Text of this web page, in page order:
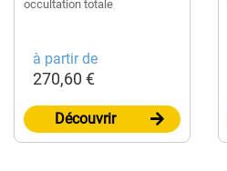
occultation totale
à partir de
270,60 €
Découvrir